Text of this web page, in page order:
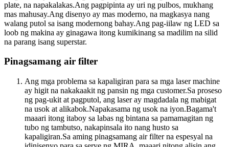
plate, na napakalakas.Ang pagpipinta ay uri ng pulbos, mukhang
mas mahusay.Ang disenyo ay mas moderno, na magkasya nang
walang putol sa isang modernong bahay.Ang pag-iilaw ng LED sa
loob ng makina ay ginagawa itong kumikinang sa madilim na silid
na parang isang superstar.
Pinagsamang air filter
Ang mga problema sa kapaligiran para sa mga laser machine
ay higit na nakakaakit ng pansin ng mga customer.Sa proseso
ng pag-ukit at pagputol, ang laser ay magdadala ng mabigat
na usok at alikabok.Napakasama ng usok na iyon.Bagama't
maaari itong itaboy sa labas ng bintana sa pamamagitan ng
tubo ng tambutso, nakapinsala ito nang husto sa
kapaligiran.Sa aming pinagsamang air filter na espesyal na